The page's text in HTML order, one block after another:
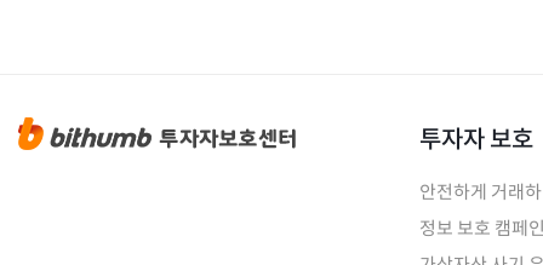
투자자 보호
안전하게 거래
정보 보호 캠페